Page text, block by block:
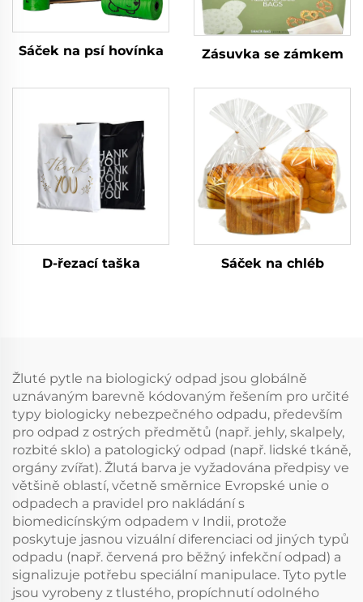
Sáček na psí hovínka Zásuvka se zámkem
D-řezací taška Sáček na chléb
Žluté pytle na biologický odpad jsou globálně
uznávaným barevně kódovaným řešením pro určité
typy biologicky nebezpečného odpadu, především
pro odpad z ostrých předmětů (např. jehly, skalpely,
rozbité sklo) a patologický odpad (např. lidské tkáně,
orgány zvířat). Žlutá barva je vyžadována předpisy ve
většině oblastí, včetně směrnice Evropské unie o
odpadech a pravidel pro nakládání s
biomedicínským odpadem v Indii, protože
poskytuje jasnou vizuální diferenciaci od jiných typů
odpadu (např. červená pro běžný infekční odpad) a
signalizuje potřebu speciální manipulace. Tyto pytle
jsou vyrobeny z tlustého, propíchnutí odolného